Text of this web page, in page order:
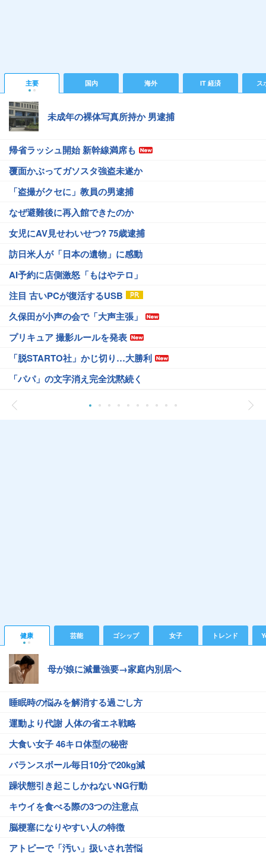
主要 国内 海外 IT 経済 ス
未成年の裸体写真所持か 男逮捕
帰省ラッシュ開始 新幹線満席も
覆面かぶってガソスタ強盗未遂か
「盗撮がクセに」教員の男逮捕
なぜ避難後に再入館できたのか
女児にAV見せわいせつ? 75歳逮捕
訪日米人が「日本の遺物」に感動
AI予約に店側激怒「もはやテロ」
注目 古いPCが復活するUSB
久保田が小声の会で「大声主張」
プリキュア 撮影ルールを発表
「脱STARTO社」かじ切り…大勝利
「パパ」の文字消え完全沈黙続く
健康 芸能 ゴシップ 女子 トレンド
母が娘に減量強要→家庭内別居へ
睡眠時の悩みを解消する過ごし方
運動より代謝 人体の省エネ戦略
大食い女子 46キロ体型の秘密
バランスボール毎日10分で20kg減
躁状態引き起こしかねないNG行動
キウイを食べる際の3つの注意点
脳梗塞になりやすい人の特徴
アトピーで「汚い」扱いされ苦悩